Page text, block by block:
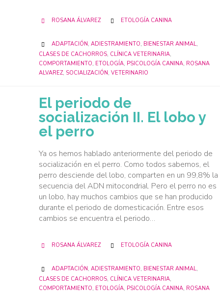
 ROSANA ÁLVAREZ  CATEGORY
ETOLOGÍA CANINA
 CATEGORY
ADAPTACIÓN, ADIESTRAMIENTO, BIENESTAR ANIMAL,
CLASES DE CACHORROS, CLÍNICA VETERINARIA,
COMPORTAMIENTO, ETOLOGÍA, PSICOLOGÍA CANINA, ROSANA
ALVAREZ, SOCIALIZACIÓN, VETERINARIO
El periodo de
socialización II. El lobo y
el perro
Ya os hemos hablado anteriormente del periodo de
socialización en el perro. Como todos sabemos, el
perro desciende del lobo, comparten en un 99,8% la
secuencia del ADN mitocondrial. Pero el perro no es
un lobo, hay muchos cambios que se han producido
durante el periodo de domesticación. Entre esos
cambios se encuentra el periodo…
 ROSANA ÁLVAREZ  CATEGORY
ETOLOGÍA CANINA
 CATEGORY
ADAPTACIÓN, ADIESTRAMIENTO, BIENESTAR ANIMAL,
CLASES DE CACHORROS, CLÍNICA VETERINARIA,
COMPORTAMIENTO, ETOLOGÍA, PSICOLOGÍA CANINA, ROSANA